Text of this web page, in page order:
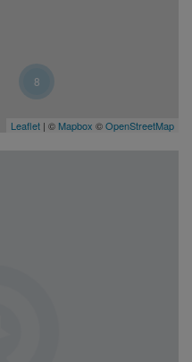
8
Leaflet | © Mapbox ©OpenStreetMap